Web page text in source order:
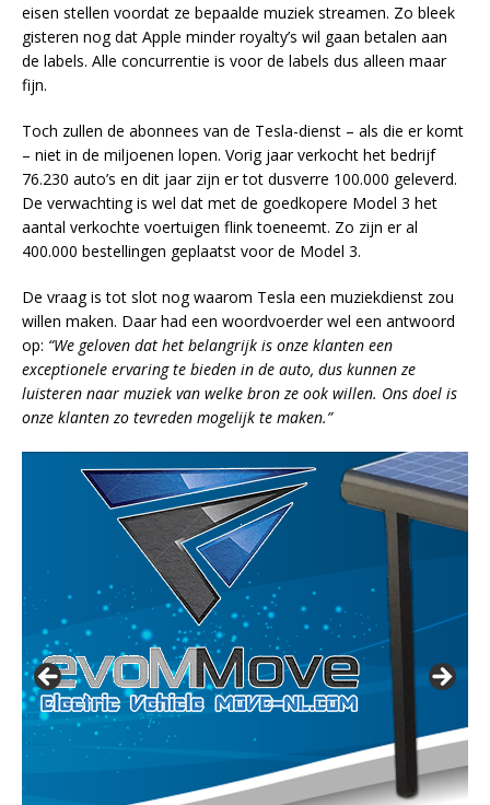
eisen stellen voordat ze bepaalde muziek streamen. Zo bleek
gisteren nog dat Apple minder royalty’s wil gaan betalen aan
de labels. Alle concurrentie is voor de labels dus alleen maar
fijn.
Toch zullen de abonnees van de Tesla-dienst – als die er komt
– niet in de miljoenen lopen. Vorig jaar verkocht het bedrijf
76.230 auto’s en dit jaar zijn er tot dusverre 100.000 geleverd.
De verwachting is wel dat met de goedkopere Model 3 het
aantal verkochte voertuigen flink toeneemt. Zo zijn er al
400.000 bestellingen geplaatst voor de Model 3.
De vraag is tot slot nog waarom Tesla een muziekdienst zou
willen maken. Daar had een woordvoerder wel een antwoord
op: “We geloven dat het belangrijk is onze klanten een
exceptionele ervaring te bieden in de auto, dus kunnen ze
luisteren naar muziek van welke bron ze ook willen. Ons doel is
onze klanten zo tevreden mogelijk te maken.”